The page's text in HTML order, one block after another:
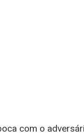
com o